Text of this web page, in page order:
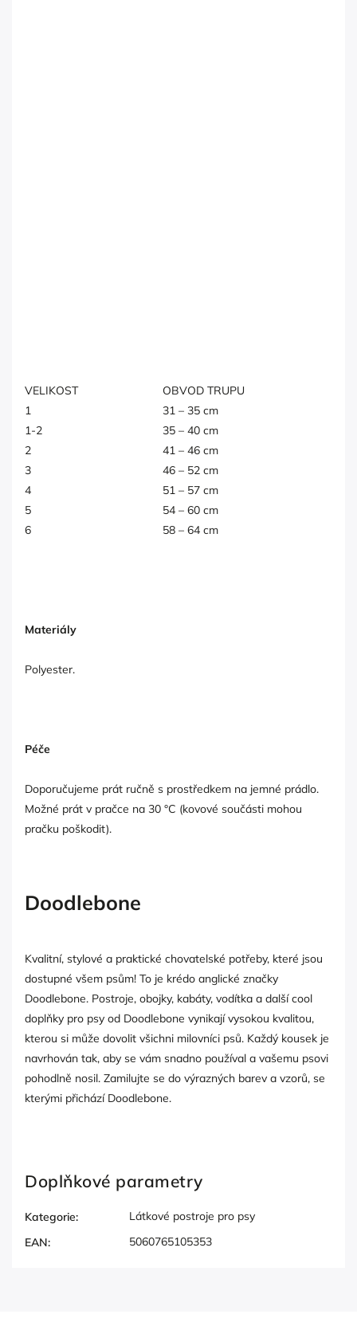
VELIKOST
OBVOD TRUPU
1
31 – 35 cm
1-2
35 – 40 cm
2
41 – 46 cm
3
46 – 52 cm
4
51 – 57 cm
5
54 – 60 cm
6
58 – 64 cm
Materiály
Polyester.
Péče
Doporučujeme prát ručně s prostředkem na jemné prádlo.
Možné prát v pračce na 30 °C (kovové součásti mohou
pračku poškodit).
Doodlebone
Kvalitní, stylové a praktické chovatelské potřeby, které jsou
dostupné všem psům! To je krédo anglické značky
Doodlebone. Postroje, obojky, kabáty, vodítka a další cool
doplňky pro psy od Doodlebone vynikají vysokou kvalitou,
kterou si může dovolit všichni milovníci psů. Každý kousek je
navrhován tak, aby se vám snadno používal a vašemu psovi
pohodlně nosil. Zamilujte se do výrazných barev a vzorů, se
kterými přichází Doodlebone.
Doplňkové parametry
Kategorie:
Látkové postroje pro psy
EAN: 5060765105353